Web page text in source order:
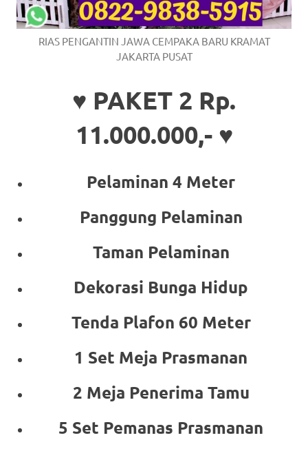
RIAS PENGANTIN JAWA CEMPAKA BARU KRAMAT
JAKARTA PUSAT
♥ PAKET 2 Rp.
11.000.000,- ♥
Pelaminan 4 Meter
Panggung Pelaminan
Taman Pelaminan
Dekorasi Bunga Hidup
Tenda Plafon 60 Meter
1 Set Meja Prasmanan
2 Meja Penerima Tamu
5 Set Pemanas Prasmanan